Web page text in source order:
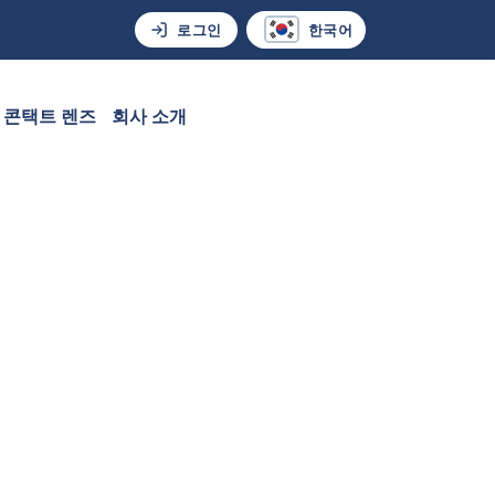
로그인 한국어
콘택트 렌즈 회사 소개